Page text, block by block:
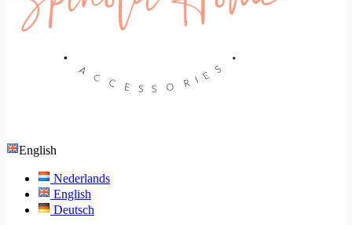
English
Nederlands
English
Deutsch